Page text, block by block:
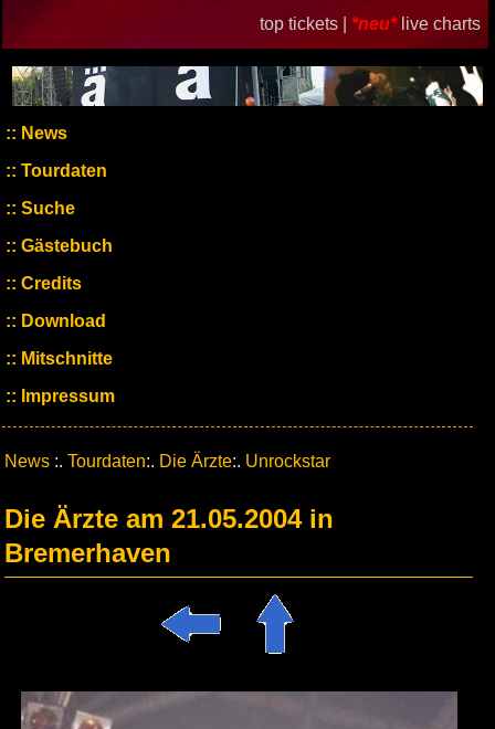
top tickets | *neu* live charts
News
Tourdaten
Suche
Gästebuch
Credits
Download
Mitschnitte
Impressum
News :. Tourdaten:. Die Ärzte:. Unrockstar
Die Ärzte am 21.05.2004 in
Bremerhaven